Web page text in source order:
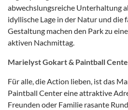
abwechslungsreiche Unterhaltung
idyllische Lage in der Natur und die
Gestaltung machen den Park zu
aktiven Nachmittag.
Marielyst Gokart & Paintball
Für alle, die Action lieben, ist das
Paintball Center eine attraktive
Freunden oder Familie rasante